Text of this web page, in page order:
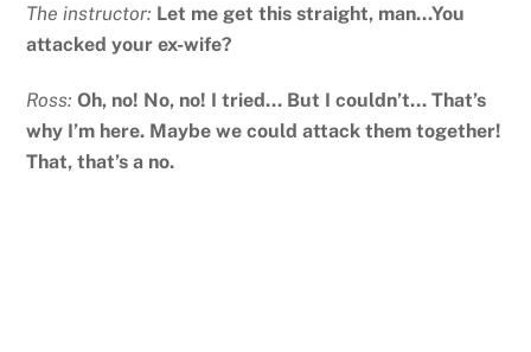
The instructor: Let me get this straight, man…You
attacked your ex-wife?
Ross: Oh, no! No, no! I tried… But I couldn’t… That’s
why I’m here. Maybe we could attack them together!
That, that’s a no.